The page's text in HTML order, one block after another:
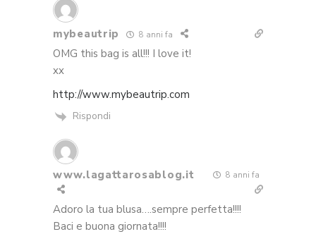
mybeautrip 8 anni fa
OMG this bag is all!!! I love it!
xx
http://www.mybeautrip.com
Rispondi
www.lagattarosablog.it 8 anni fa
Adoro la tua blusa….sempre perfetta!!!!
Baci e buona giornata!!!!